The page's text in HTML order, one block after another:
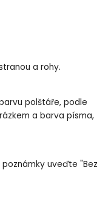
a rohy.
polštáře, podle
a barva písma,
uveďte "Bez